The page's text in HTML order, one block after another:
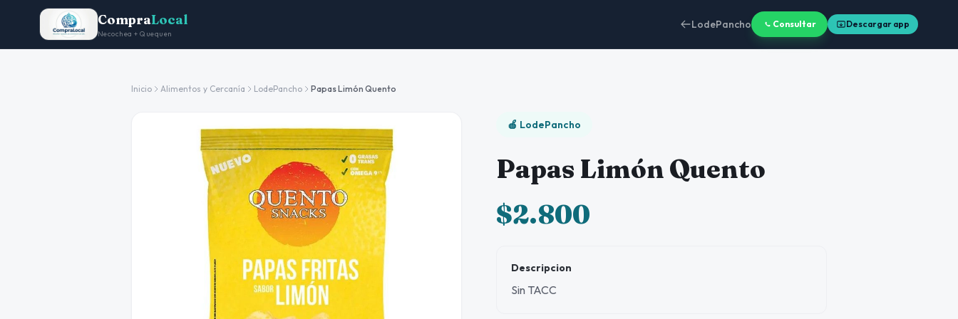
CompraLocal
Necochea + Quequen
LodePancho Consultar Descargar app
Inicio Alimentos y Cercanía LodePancho Papas Limón Quento
🍎 LodePancho
Papas Limón Quento
$2.800
Descripcion
Sin TACC